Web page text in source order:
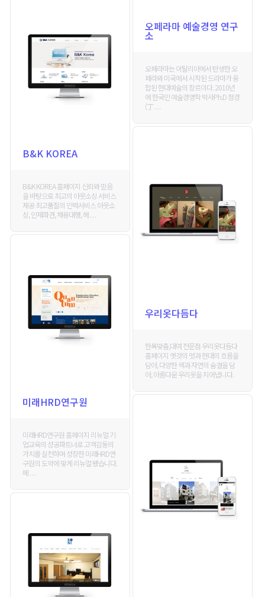
오페라마 예술경영 연구
소
오페라마는 이탈리아에서 탄생한 오
페라와 미국에서 시작된 드라마가 융
합된 현대예술의 장르이다. 2010년
에 한국인 예술경영학 박사Ph.D 정경
(丁 . . .
B&K KOREA
B&K KOREA 홈페이지 신뢰와 믿음
을 바탕으로 최고의 아웃소싱 서비스
제공 최고품질의 인력서비스 아웃소
싱, 인재파견, 채용대행, 헤 . . .
우리옷다듬다
한복맞춤,대여 전문점 우리옷다듬다
홈페이지 옛것의 멋과 현대의 흐름을
담아, 다양한 색과 자연의 숨결을 담
아, 아름다운 우리옷을 지어냅니다.
미래HRD연구원
미래HRD연구원 홈페이지 리뉴얼 기
업교육의 성공파트너로 고객감동의
가치를 실천하며 성장한 미래HRD연
구원의 도약에 맞게 리뉴얼 됐습니다.
메 . . .